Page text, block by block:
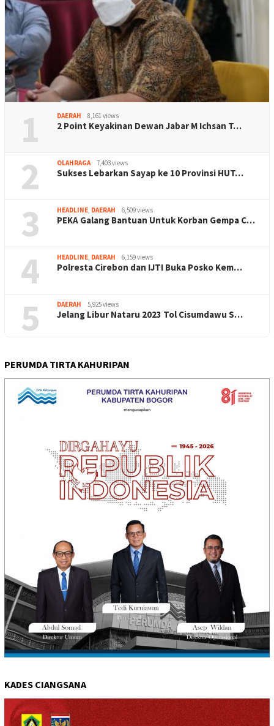
1 DAERAH 8,161 views
2 Point Keyakinan Dewan Jabar M Ichsan T…
2 OLAHRAGA 7,403 views
Sukses Lebarkan Sayap ke 10 Provinsi HUT…
3 HEADLINE, DAERAH 6,509 views
PEKA Galang Bantuan Untuk Korban Gempa C…
4 HEADLINE, DAERAH 6,159 views
Polresta Cirebon dan IJTI Buka Posko Kem…
5 DAERAH 5,925 views
Jelang Libur Nataru 2023 Tol Cisumdawu S…
PERUMDA TIRTA KAHURIPAN
KADES CIANGSANA